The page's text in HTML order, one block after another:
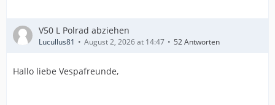
V50 L Polrad abziehen
Lucullus81 August 2, 2026 at 14:47 52 Antworten
Hallo liebe Vespafreunde,